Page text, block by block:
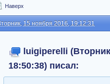
Наверх
15 ноября 2016, 19:12:31
luigiperelli
18:50:38) писал: